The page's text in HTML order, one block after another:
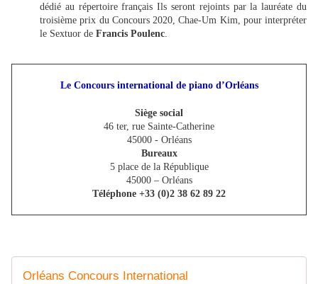
dédié au répertoire français Ils seront rejoints par la lauréate du
troisième prix du Concours 2020, Chae-Um Kim, pour interpréter
le Sextuor de Francis Poulenc.
Le Concours international de piano d’Orléans
Siège social
46 ter, rue Sainte-Catherine
45000 - Orléans
Bureaux
5 place de la République
45000 – Orléans
Téléphone +33 (0)2 38 62 89 22
Orléans Concours International